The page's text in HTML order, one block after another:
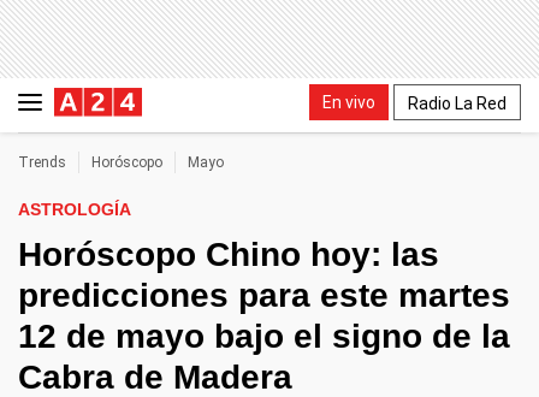
En vivo Radio La Red
Trends Horóscopo Mayo
ASTROLOGÍA
Horóscopo Chino hoy: las
predicciones para este martes
12 de mayo bajo el signo de la
Cabra de Madera